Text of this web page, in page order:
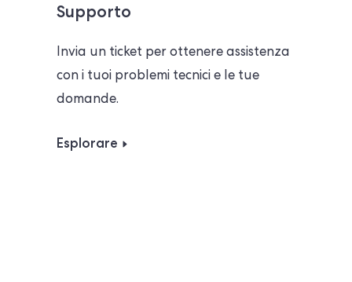
Supporto
Invia un ticket per ottenere assistenza
con i tuoi problemi tecnici e le tue
domande.
Esplorare